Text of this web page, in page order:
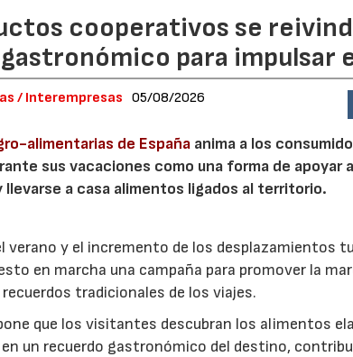
cooperativos se
para impulsar
/ Interempresas 05/08/2026
alimentarias de España anima a los
sus vacaciones como una forma de
llevarse a casa alimentos ligados al territorio.
verano y el incremento de los
en marcha una campaña para promover la
tradicionales de los viajes.
que los visitantes descubran los alimentos
un recuerdo gastronómico del destino,